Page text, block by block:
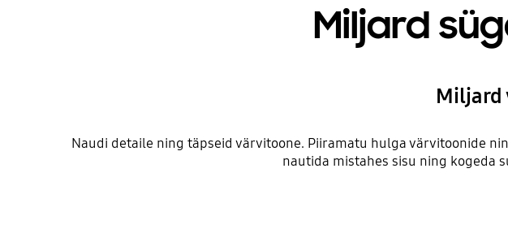
Miljard
Miljard
Naudi detaile ning täpseid värvitoone. Piiramatu hulga värvitoonide
nautida mistahes sisu ning kogeda